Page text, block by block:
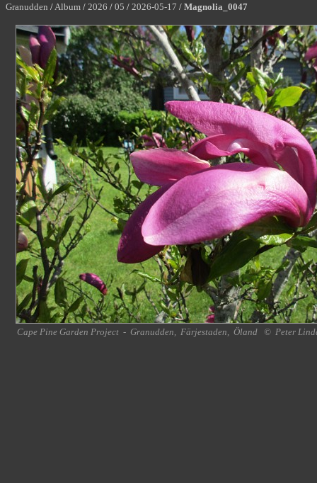
Granudden /Album / 2026 / 05 / 2026-05-17 / Magnolia_0047
Cape Pine Garden Project - Granudden, Färjestaden, Öland © Peter